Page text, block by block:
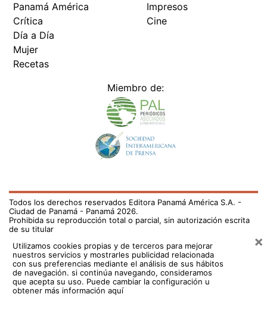
Panamá América
Crítica
Día a Día
Mujer
Recetas
Impresos
Cine
Miembro de:
Todos los derechos reservados Editora Panamá América S.A. -
Ciudad de Panamá - Panamá 2026.
Prohibida su reproducción total o parcial, sin autorización escrita
de su titular
Utilizamos cookies propias y de terceros para mejorar
nuestros servicios y mostrarles publicidad relacionada
con sus preferencias mediante el análisis de sus hábitos
de navegación. si continúa navegando, consideramos
que acepta su uso. Puede cambiar la configuración u
obtener más información aquí
×